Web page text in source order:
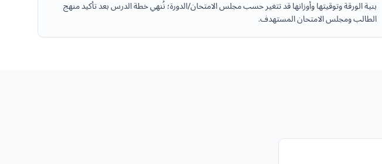
بنية الورقة وتوقيتها وأوزانها قد تتغير حسب مجلس الامتحان/الدورة؛ نُنهي خطة الدرس بعد تأكيد منهج
الطالب ومجلس الامتحان المستهدف.